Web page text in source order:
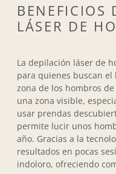
BENEFICIOS
LÁSER DE
La depilación láser de
para quienes buscan
zona de los hombros
una zona visible,
usar prendas
permite lucir unos
año. Gracias a la
resultados en pocas
indoloro, ofreciendo